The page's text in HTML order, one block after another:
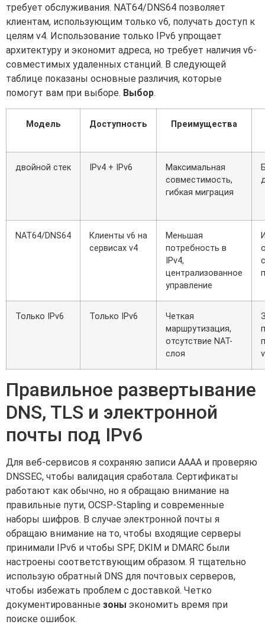
требует обслуживания. NAT64/DNS64 позволяет
клиентам, использующим только v6, получать доступ к
целям v4. Использование только IPv6 упрощает
архитектуру и экономит адреса, но требует наличия v6-
совместимых удаленных станций. В следующей
таблице показаны основные различия, которые
помогут вам при выборе. Выбор.
Модель Доступность Преимущества
двойной стек IPv4 + IPv6
Максимальная
совместимость,
гибкая миграция
NAT64/DNS64
Клиенты v6 на
сервисах v4
Меньшая
потребность в
IPv4,
централизованное
управление
Только IPv6 Только IPv6
Четкая
маршрутизация,
отсутствие NAT-
слоя
Правильное развертывание
DNS, TLS и электронной
почты под IPv6
Для веб-сервисов я сохраняю записи AAAA и проверяю
DNSSEC, чтобы валидация сработала. Сертификаты
работают как обычно, но я обращаю внимание на
правильные пути, OCSP-Stapling и современные
наборы шифров. В случае электронной почты я
обращаю внимание на то, чтобы входящие серверы
принимали IPv6 и чтобы SPF, DKIM и DMARC были
настроены соответствующим образом. Я тщательно
использую обратный DNS для почтовых серверов,
чтобы избежать проблем с доставкой. Четко
документированные зоны экономить время при
поиске ошибок.